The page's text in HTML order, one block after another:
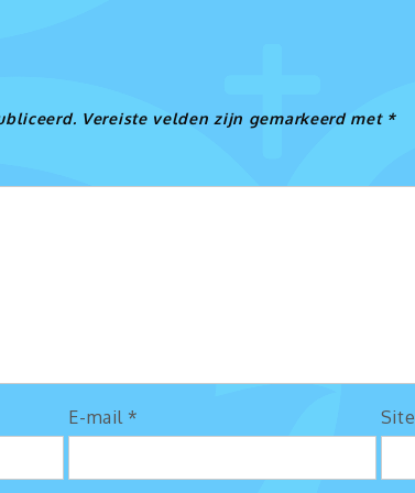
Vereiste velden zijn gemarkeerd met *
E-mail * Site